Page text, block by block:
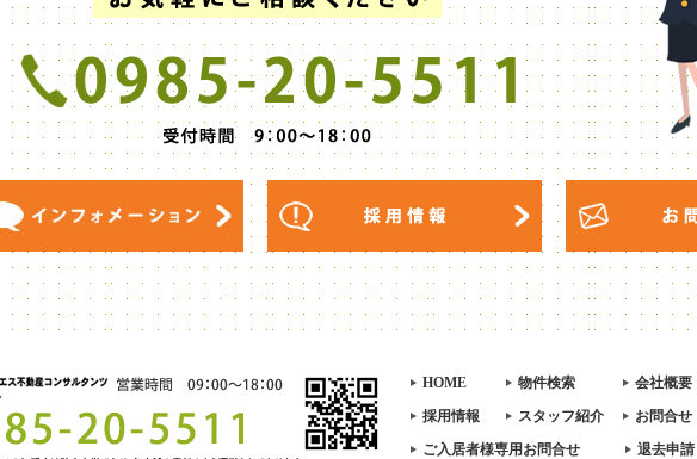
HOME 物件検索
会社概要
採用情報
スタッフ紹介
お問合せ
ご入居者様専用お問合せ
退去申請